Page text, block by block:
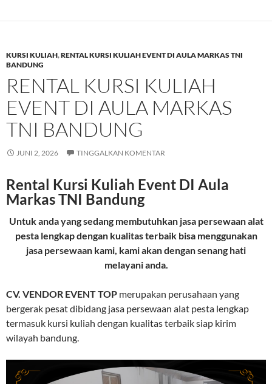
KURSI KULIAH,RENTAL KURSI KULIAH EVENT DI AULA MARKAS TNI
BANDUNG
RENTAL KURSI KULIAH
EVENT DI AULA MARKAS
TNI BANDUNG
JUNI 2, 2026 TINGGALKAN KOMENTAR
Rental Kursi Kuliah Event DI Aula
Markas TNI Bandung
Untuk anda yang sedang membutuhkan jasa persewaan alat
pesta lengkap dengan kualitas terbaik bisa menggunakan
jasa persewaan kami, kami akan dengan senang hati
melayani anda.
CV. VENDOR EVENT TOP merupakan perusahaan yang
bergerak pesat dibidang jasa persewaan alat pesta lengkap
termasuk kursi kuliah dengan kualitas terbaik siap kirim
wilayah bandung.